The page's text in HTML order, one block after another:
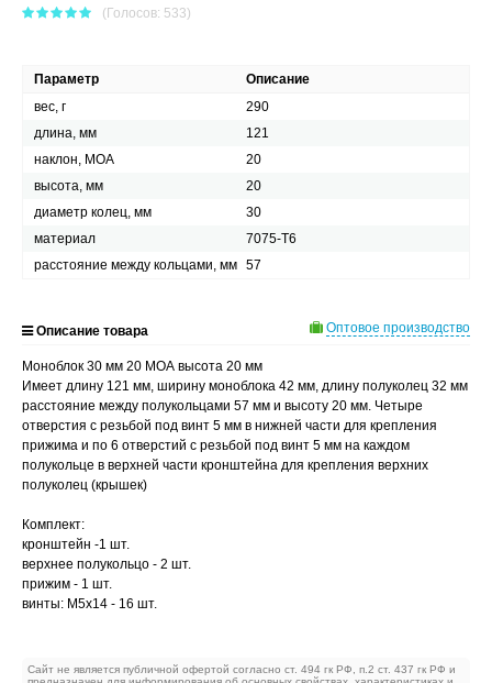
(Голосов: 533)
Параметр
Описание
вес, г
290
длина, мм
121
наклон, МОА
20
высота, мм
20
диаметр колец, мм
30
материал
7075-T6
расстояние между кольцами, мм 57
Описание товара Оптовое производство
Моноблок 30 мм 20 МОА высота 20 мм
Имеет длину 121 мм, ширину моноблока 42 мм, длину полуколец 32 мм
расстояние между полукольцами 57 мм и высоту 20 мм. Четыре
отверстия с резьбой под винт 5 мм в нижней части для крепления
прижима и по 6 отверстий с резьбой под винт 5 мм на каждом
полукольце в верхней части кронштейна для крепления верхних
полуколец (крышек)
Комплект:
кронштейн -1 шт.
верхнее полукольцо - 2 шт.
прижим - 1 шт.
винты: М5х14 - 16 шт.
Сайт не является публичной офертой согласно ст. 494 гк РФ, п.2 ст. 437 гк РФ и